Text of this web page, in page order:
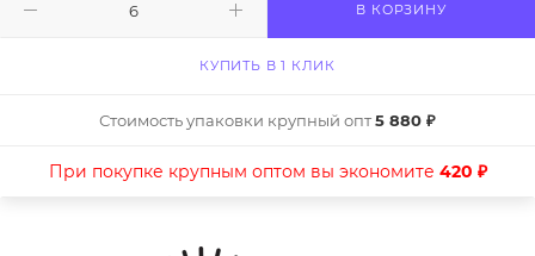
В КОРЗИНУ
КУПИТЬ В 1 КЛИК
Стоимость упаковки крупный опт5 880 ₽
При покупке крупным оптом вы экономите 420 ₽